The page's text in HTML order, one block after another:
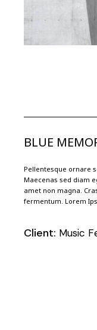
BLUE
Pellentesque ornare
Maecenas sed diam
amet non magna.
fermentum. Lorem
Client: Music